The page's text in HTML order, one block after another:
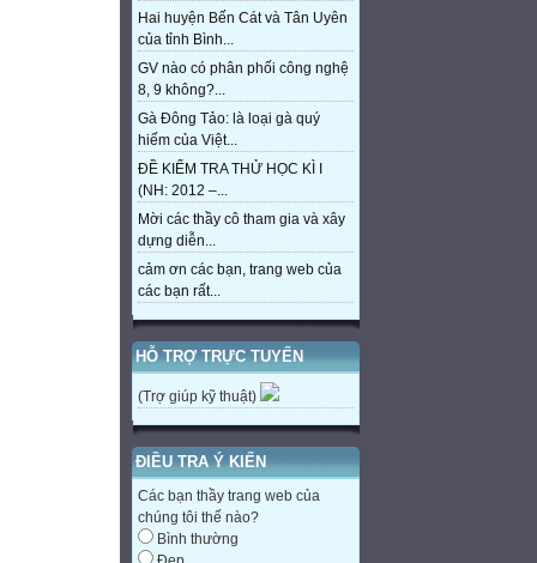
Hai huyện Bến Cát và Tân Uyên
của tỉnh Bình...
GV nào có phân phối công nghệ
8, 9 không?...
Gà Đông Tảo: là loại gà quý
hiếm của Việt...
ĐỀ KIỂM TRA THỬ HỌC KÌ I
(NH: 2012 –...
Mời các thầy cô tham gia và xây
dựng diễn...
cảm ơn các bạn, trang web của
các bạn rất...
HỖ TRỢ TRỰC TUYẾN
(Trợ giúp kỹ thuật)
ĐIỀU TRA Ý KIẾN
Các bạn thầy trang web của
chúng tôi thế nào?
Bình thường